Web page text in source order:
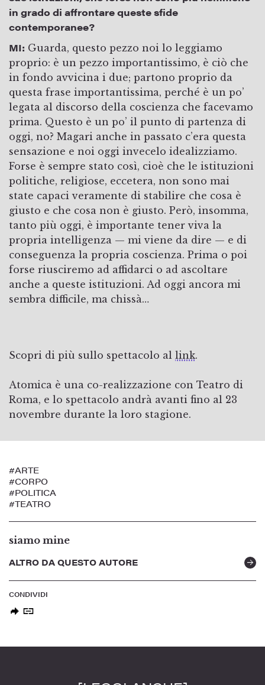
in grado di affrontare queste sfide
contemporanee?
MI: Guarda, questo pezzo noi lo leggiamo
proprio: è un pezzo importantissimo, è ciò che
in fondo avvicina i due; partono proprio da
questa frase importantissima, perché è un po’
legata al discorso della coscienza che facevamo
prima. Questo è un po’ il punto di partenza di
oggi, no? Magari anche in passato c’era questa
sensazione e noi oggi invecelo idealizziamo.
Forse è sempre stato così, cioè che le istituzioni
politiche, religiose, eccetera, non sono mai
state capaci veramente di stabilire che cosa è
giusto e che cosa non è giusto. Però, insomma,
tanto più oggi, è importante tener viva la
propria intelligenza — mi viene da dire — e di
conseguenza la propria coscienza. Prima o poi
forse riusciremo ad affidarci o ad ascoltare
anche a queste istituzioni. Ad oggi ancora mi
sembra difficile, ma chissà…
Scopri di più sullo spettacolo al link.
Atomica è una co-realizzazione con Teatro di
Roma, e lo spettacolo andrà avanti fino al 23
novembre durante la loro stagione.
#ARTE
#CORPO
#POLITICA
#TEATRO
siamo mine
ALTRO DA QUESTO AUTORE
CONDIVIDI